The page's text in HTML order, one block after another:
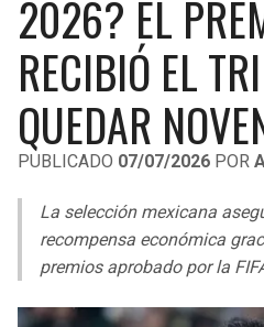
LIGA DE EXPANSIÓN MX
LEAGUES CUP
UEFA EUROPA LEAGUE
UEFA CONFERENCE LEAGUE
MLS
COPA LIBERTADORES
COPA SUDAMERICANA
LIGA BETPLAY
OTRAS LIGAS
RAIDERS
CHARGERS
RAVENS
CAVALIERS
PISTONS
PACERS
2026? EL
RECIBIÓ EL
QUEDAR
PUBLICADO 07/07/2026 POR
La selección mexicana
recompensa económica
premios aprobado por la